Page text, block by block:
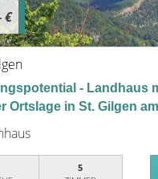
€
- Landhaus
Ortslage in St. Gilgen
5